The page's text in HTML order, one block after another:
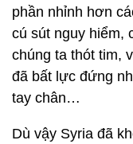
phần nhỉnh hơn
cú sút nguy hiểm,
chúng ta thót tim,
đã bất lực đứng
tay chân…
Dù vậy Syria đã